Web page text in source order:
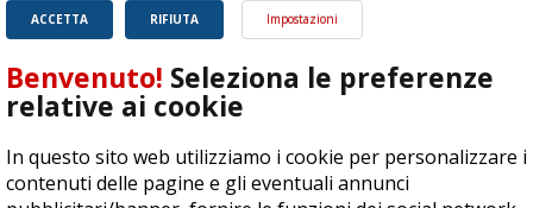
magnifico sport.
Leggi
RIFIUTA
ACCETTA Impostazioni
Benvenuto! Seleziona le preferenze
relative ai cookie
In questo sito web utilizziamo i cookie per personalizzare i
contenuti delle pagine e gli eventuali annunci
ASD Let's Sport - Via T. Olivelli 3, 25014 Castenedolo (BS) - P. Iva:
04278030988